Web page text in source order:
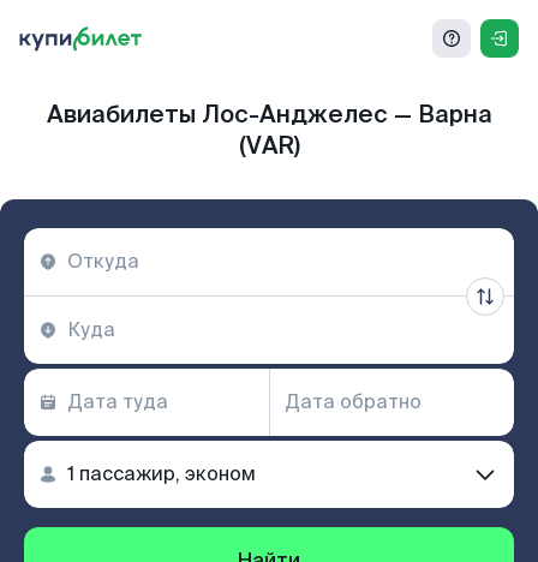
Авиабилеты Лос-Анджелес — Варна
(VAR)